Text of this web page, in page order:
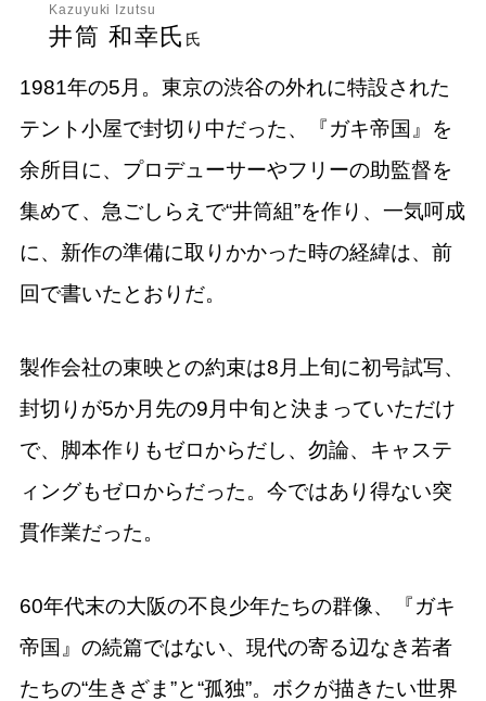
Kazuyuki Izutsu
井筒 和幸氏 氏
1981年の5月。東京の渋谷の外れに特設された
テント小屋で封切り中だった、『ガキ帝国』を
余所目に、プロデューサーやフリーの助監督を
集めて、急ごしらえで“井筒組”を作り、一気呵成
に、新作の準備に取りかかった時の経緯は、前
回で書いたとおりだ。
製作会社の東映との約束は8月上旬に初号試写、
封切りが5か月先の9月中旬と決まっていただけ
で、脚本作りもゼロからだし、勿論、キャステ
ィングもゼロからだった。今ではあり得ない突
貫作業だった。
60年代末の大阪の不良少年たちの群像、『ガキ
帝国』の続篇ではない、現代の寄る辺なき若者
たちの“生きざま”と“孤独”。ボクが描きたい世界